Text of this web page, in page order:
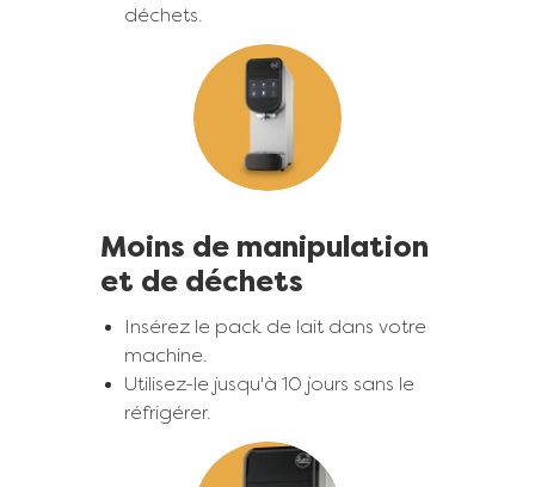
nécessaire pendant toute la
durée du processus.
50 % moins de déchets
d'emballage.
déchets.
Image
Moins de manipulation
et de déchets
Insérez le pack de lait dans votre
machine.
Utilisez-le jusqu'à 10 jours sans le
réfrigérer.
Image